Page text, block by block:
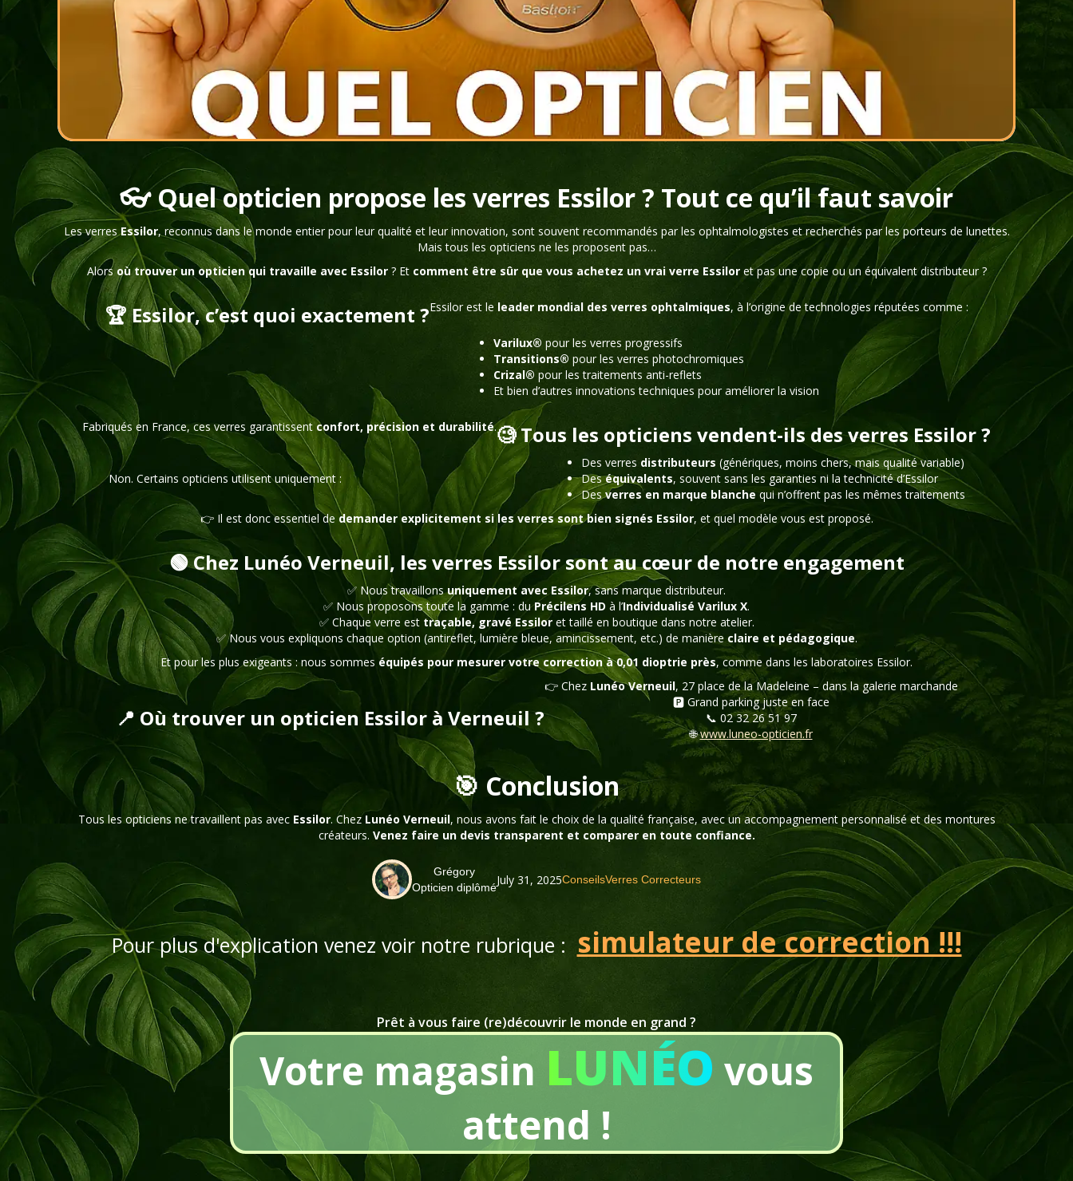
👓 Quel opticien propose les verres Essilor ? Tout ce qu’il faut savoir
Les verresEssilor, reconnus dans le monde entier pour leur qualité et leur innovation, sont souvent recommandés par les ophtalmologistes et recherchés par les porteurs de lunettes.
Mais tous les opticiens ne les proposent pas…
Alors où trouver un opticien qui travaille avec Essilor? Et comment être sûr que vous achetez un vrai verre Essiloret pas une copie ou un équivalent distributeur ?
🏆 Essilor, c’est quoi exactement ?Essilor est le leader mondial des verres ophtalmiques, à l’origine de technologies réputées comme :
Varilux® pour les verres progressifs
Transitions® pour les verres photochromiques
Crizal® pour les traitements anti-reflets
Et bien d’autres innovations techniques pour améliorer la vision
Fabriqués en France, ces verres garantissent confort, précision et durabilité.🧐 Tous les opticiens vendent-ils des verres Essilor ?
Non. Certains opticiens utilisent uniquement :
Des verres distributeurs (génériques, moins chers, mais qualité variable)
Deséquivalents, souvent sans les garanties ni la technicité d’Essilor
Desverres en marque blanchequi n’offrent pas les mêmes traitements
👉 Il est donc essentiel de demander explicitement si les verres sont bien signés Essilor, et quel modèle vous est proposé.
🟢 Chez Lunéo Verneuil, les verres Essilor sont au cœur de notre engagement
✅ Nous travaillonsuniquement avec Essilor, sans marque distributeur.
✅ Nous proposons toute la gamme : duPrécilens HD à l’Individualisé Varilux X.
✅ Chaque verre est traçable, gravé Essiloret taillé en boutique dans notre atelier.
✅ Nous vous expliquons chaque option (antireflet, lumière bleue, amincissement, etc.) de manière claire et pédagogique.
Et pour les plus exigeants : nous sommes équipés pour mesurer votre correction à 0,01 dioptrie près, comme dans les laboratoires Essilor.
📍 Où trouver un opticien Essilor à Verneuil ?
👉 Chez Lunéo Verneuil, 27 place de la Madeleine – dans la galerie marchande
🅿️ Grand parking juste en face
📞 02 32 26 51 97
🌐www.luneo-opticien.fr
🎯 Conclusion
Tous les opticiens ne travaillent pas avec Essilor. ChezLunéo Verneuil, nous avons fait le choix de la qualité française, avec un accompagnement personnalisé et des montures
créateurs. Venez faire un devis transparent et comparer en toute confiance.
Grégory
Opticien diplômé
July 31, 2025ConseilsVerres Correcteurs
Pour plus d'explication venez voir notre rubrique : simulateur de correction !!!
Prêt à vous faire (re)découvrir le monde en grand ?
Votre magasin LUNÉO vous
attend !